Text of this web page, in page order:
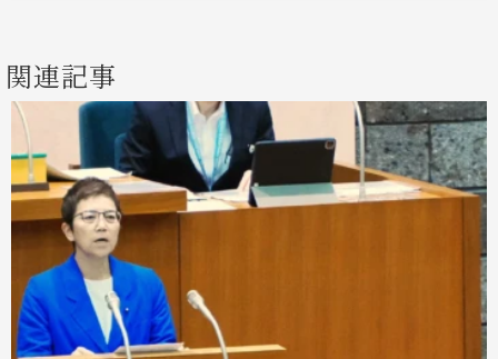
関連記事